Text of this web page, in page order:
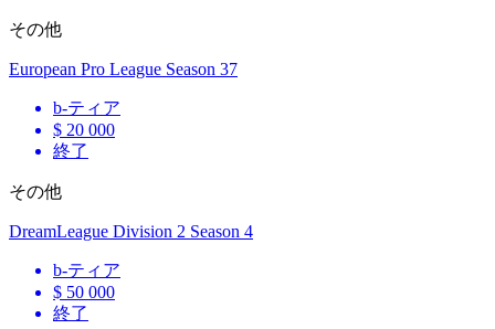
その他
European Pro League Season 37
b-ティア
$ 20 000
終了
その他
DreamLeague Division 2 Season 4
b-ティア
$ 50 000
終了